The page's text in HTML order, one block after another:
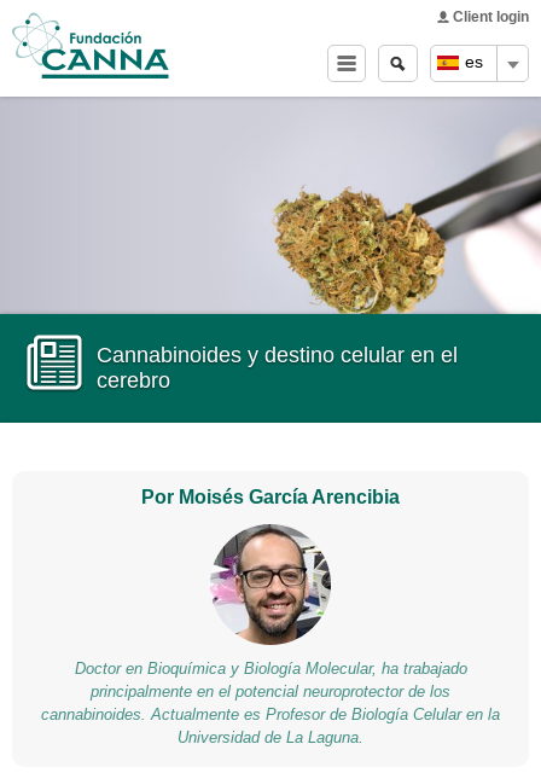
es
Client login
Main menu
Search
form
Buscar
Cannabinoides y destino celular en el
cerebro
Por Moisés García Arencibia
Doctor en Bioquímica y Biología Molecular, ha trabajado
principalmente en el potencial neuroprotector de los
cannabinoides. Actualmente es Profesor de Biología Celular en la
Universidad de La Laguna.